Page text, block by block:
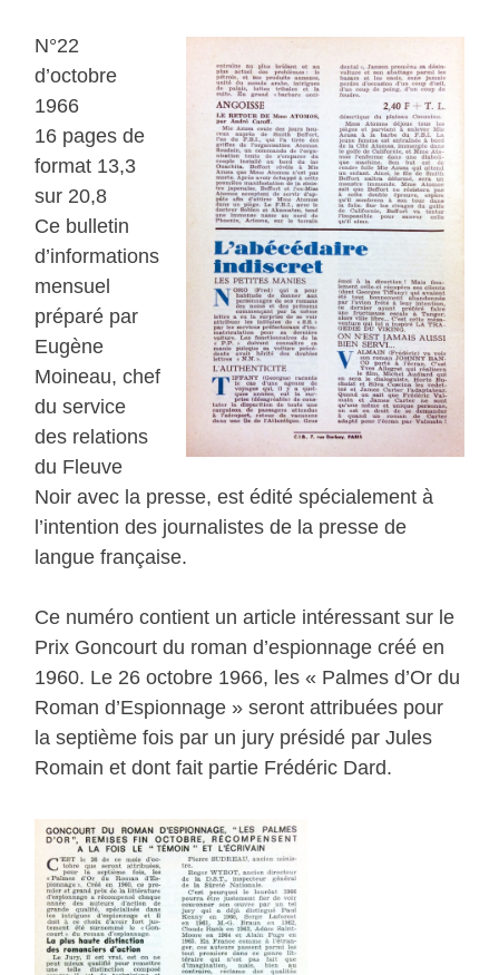
N°22
d’octobre
1966
16 pages de
format 13,3
sur 20,8
Ce bulletin
d’informations
mensuel
préparé par
Eugène
Moineau, chef
du service
des relations
du Fleuve
Noir avec la presse, est édité spécialement à
l’intention des journalistes de la presse de
langue française.
Ce numéro contient un article intéressant sur le
Prix Goncourt du roman d’espionnage créé en
1960. Le 26 octobre 1966, les « Palmes d’Or du
Roman d’Espionnage » seront attribuées pour
la septième fois par un jury présidé par Jules
Romain et dont fait partie Frédéric Dard.